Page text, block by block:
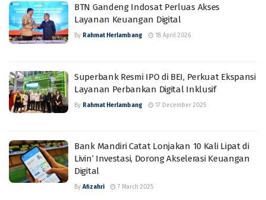
BTN Gandeng Indosat Perluas Akses
Layanan Keuangan Digital
By Rahmat Herlambang 18 April 2026
Superbank Resmi IPO di BEI, Perkuat Ekspansi
Layanan Perbankan Digital Inklusif
By Rahmat Herlambang 17 December 2025
Bank Mandiri Catat Lonjakan 10 Kali Lipat di
Livin’ Investasi, Dorong Akselerasi Keuangan
Digital
By Afizahri 7 March 2025